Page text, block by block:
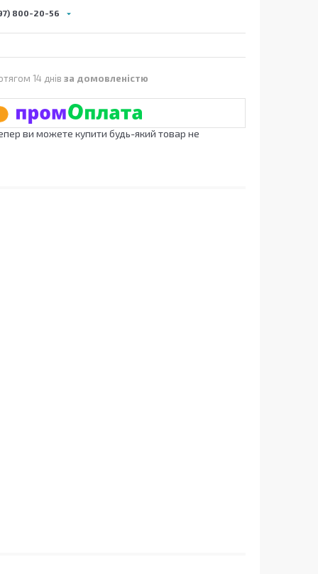
800-20-56
14 днів за домовленістю
ви можете купити будь-який товар не